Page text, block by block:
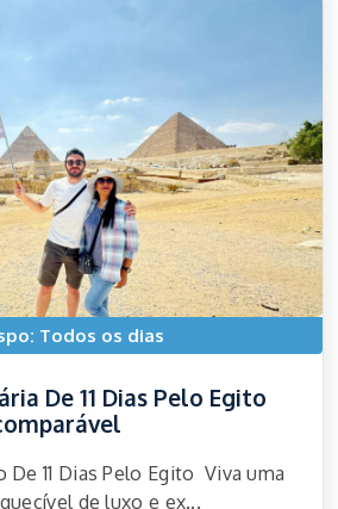
Todos os dias
De 11 Dias Pelo Egito
De 11 Dias Pelo Egito Viva uma
de luxo e ex...